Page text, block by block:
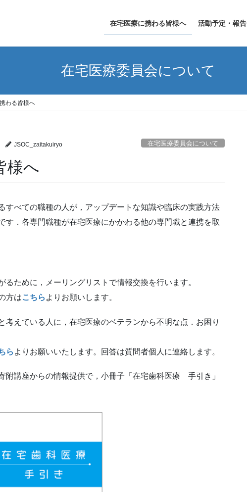
在宅医療に携わる皆様へ 活動予定・報告
在宅医療委員会について
わる皆様へ
JSOC_zaitakuiryo 在宅医療委員会について
様へ
すべての職種の人が，アップデートな知識や臨床の実践方法
．各専門職種が在宅医療にかかわる他の専門職と連携を取
ために，メーリングリストで情報交換を行います。
方はこちら よりお願いします。
考えている人に，在宅医療のベテランから不明な点．お困り
ら よりお願いいたします。回答は質問者個人に連絡します。
附講座からの情報提供で，小冊子「在宅歯科医療 手引き」